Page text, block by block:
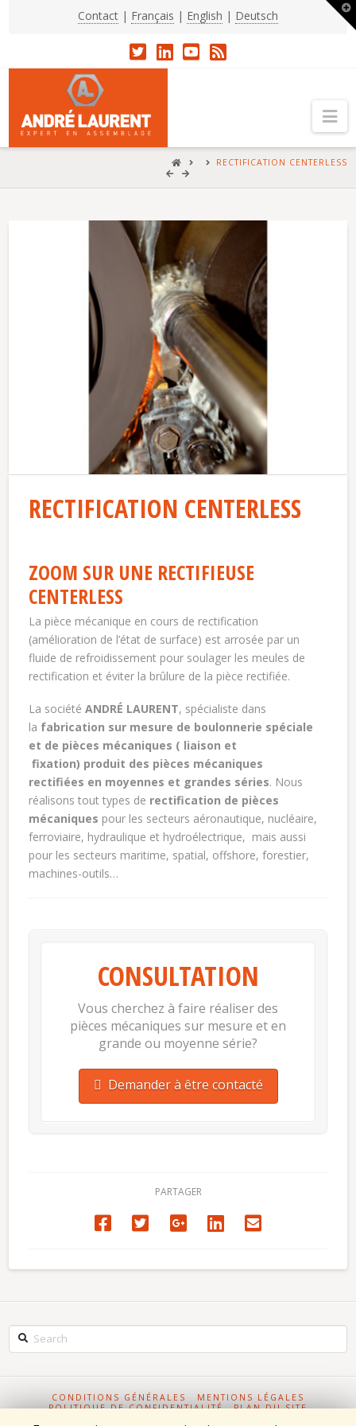
Contact | Français | English | Deutsch
HOME RECTIFICATION CENTERLESS
RECTIFICATION CENTERLESS
ZOOM SUR UNE RECTIFIEUSE
CENTERLESS
La pièce mécanique en cours de rectification
(amélioration de l’état de surface) est arrosée par un
fluide de refroidissement pour soulager les meules de
rectification et éviter la brûlure de la pièce rectifiée.
La sociétéANDRÉ LAURENT, spécialiste dans
la fabrication sur mesure de boulonnerie spéciale
et de pièces mécaniques ( liaison et
fixation) produit des pièces mécaniques
rectifiées en moyennes et grandes séries. Nous
réalisons tout types de rectification de pièces
mécaniques pour les secteurs aéronautique, nucléaire,
ferroviaire, hydraulique et hydroélectrique, mais aussi
pour les secteurs maritime, spatial, offshore, forestier,
machines-outils…
CONSULTATION
Vous cherchez à faire réaliser des
pièces mécaniques sur mesure et en
grande ou moyenne série?
Demander à être contacté
PARTAGER
Search
CONDITIONS GÉNÉRALES
MENTIONS LÉGALES
POLITIQUE DE CONFIDENTIALITÉ
PLAN DU SITE